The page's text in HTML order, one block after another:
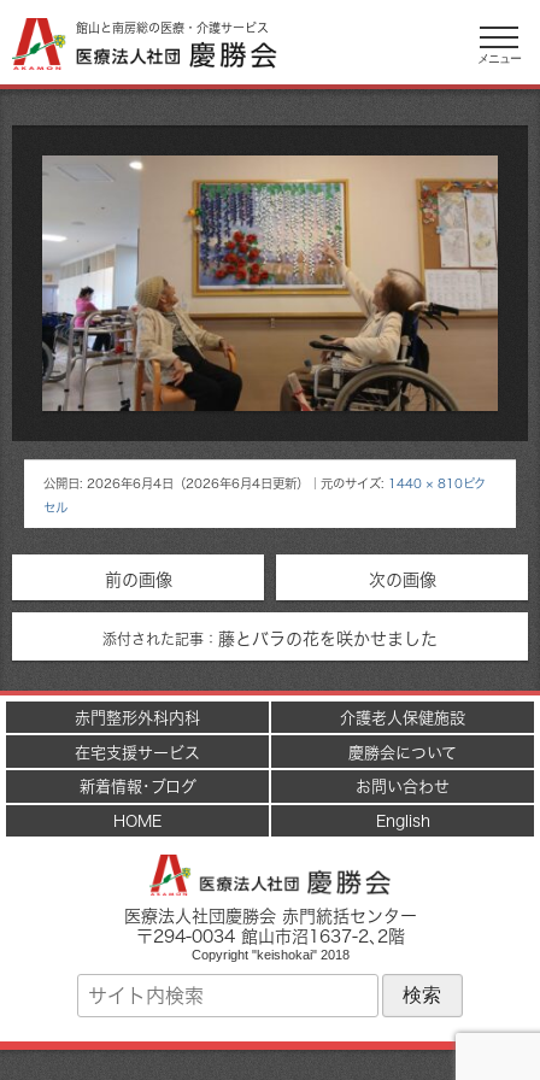
館山と南房総の医療・介護サービス
メニュー
公開日: 2026年6月4日 （2026年6月4日更新） ｜元のサイズ: 1440 × 810ピク
セル
前の画像 次の画像
添付された記事： 藤とバラの花を咲かせました
赤門整形外科内科
介護老人保健施設
在宅支援サービス
慶勝会について
新着情報･ブログ
お問い合わせ
HOME
English
医療法人社団慶勝会 赤門統括センター
〒294-0034 館山市沼1637-2､2階
Copyright "keishokai" 2018
サ
ト
検